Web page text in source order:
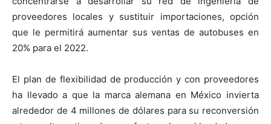
proveedores locales y sustituir importaciones, opción
que le permitirá aumentar sus ventas de autobuses en
20% para el 2022.
El plan de flexibilidad de producción y con proveedores
ha llevado a que la marca alemana en México invierta
alrededor de 4 millones de dólares para su reconversión